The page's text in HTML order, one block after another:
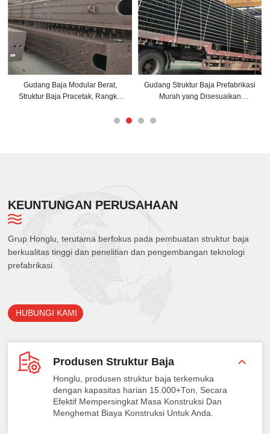
Gudang Baja Modular Berat,
Struktur Baja Pracetak, Rangka
Gudang Struktur Baja Prefabrikasi
Murah yang Disesuaikan
KEUNTUNGAN PERUSAHAAN
Grup Honglu, terutama berfokus pada pembuatan struktur baja
berkualitas tinggi dan penelitian dan pengembangan teknologi
prefabrikasi.
HUBUNGI KAMI
Produsen Struktur Baja
Honglu, produsen struktur baja terkemuka
dengan kapasitas harian 15.000+Ton, Secara
Efektif Mempersingkat Masa Konstruksi Dan
Menghemat Biaya Konstruksi Untuk Anda.